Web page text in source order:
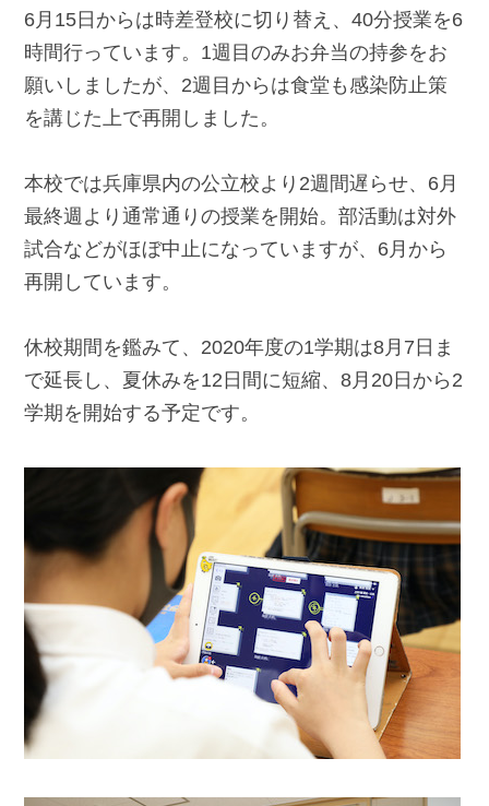
6月15日からは時差登校に切り替え、40分授業を6
時間行っています。1週目のみお弁当の持参をお
願いしましたが、2週目からは食堂も感染防止策
を講じた上で再開しました。
本校では兵庫県内の公立校より2週間遅らせ、6月
最終週より通常通りの授業を開始。部活動は対外
試合などがほぼ中止になっていますが、6月から
再開しています。
休校期間を鑑みて、2020年度の1学期は8月7日ま
で延長し、夏休みを12日間に短縮、8月20日から2
学期を開始する予定です。